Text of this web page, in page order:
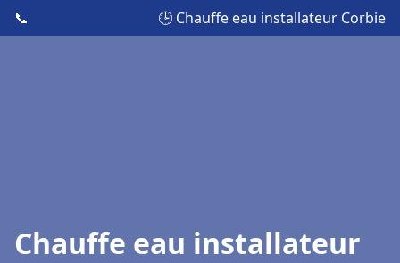
📞 🕒 Chauffe eau installateur Corbie
Chauffe eau installateur